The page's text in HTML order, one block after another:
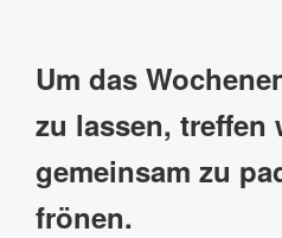
Um das
zu lassen, treffen
gemeinsam zu
frönen.